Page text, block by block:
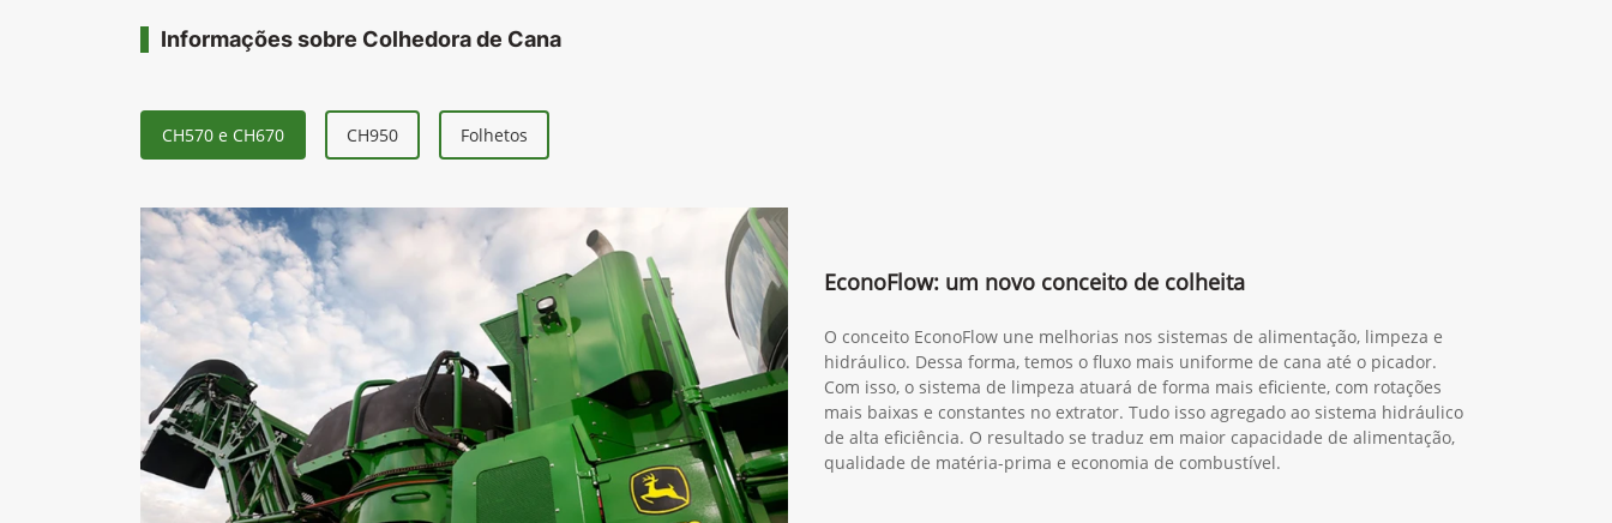
Informações sobre Colhedora de Cana
CH570 e CH670 CH950 Folhetos
EconoFlow: um novo conceito de colheita
O conceito EconoFlow une melhorias nos sistemas de alimentação, limpeza e
hidráulico. Dessa forma, temos o fluxo mais uniforme de cana até o picador.
Com isso, o sistema de limpeza atuará de forma mais eficiente, com rotações
mais baixas e constantes no extrator. Tudo isso agregado ao sistema hidráulico
de alta eficiência. O resultado se traduz em maior capacidade de alimentação,
qualidade de matéria-prima e economia de combustível.